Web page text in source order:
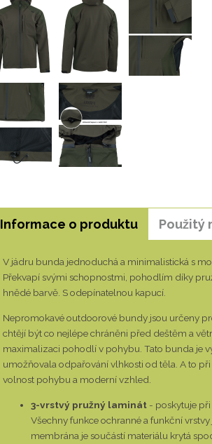
Informace o produktu Použitý
V jádru bunda jednoduchá a minimalistická s
Překvapí svými schopnostmi, pohodlím díky
hnědé barvě. S odepínatelnou kapucí.
Nepromokavé outdoorové bundy jsou určeny
chtějí být co nejlépe chráněni před deštěm a
maximalizaci pohodlí v pohybu. Tato bunda je
umožňovala odpařování vlhkosti od těla. A to
volnost pohybu a moderní vzhled.
3-vrstvý pružný laminát - poskytuje
Všechny funkce ochranné a funkční
membrána je součástí materiálu krytá